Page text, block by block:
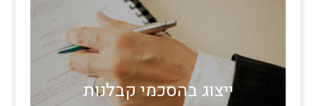
ייצוג בהסכמי קבלנות